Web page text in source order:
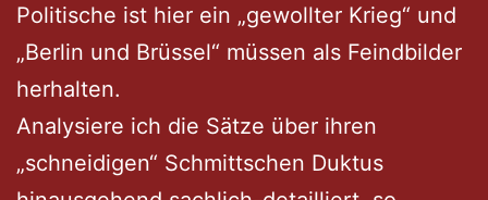
Politische ist hier ein „gewollter Krieg“ und
„Berlin und Brüssel“ müssen als Feindbilder
herhalten.
Analysiere ich die Sätze über ihren
„schneidigen“ Schmittschen Duktus